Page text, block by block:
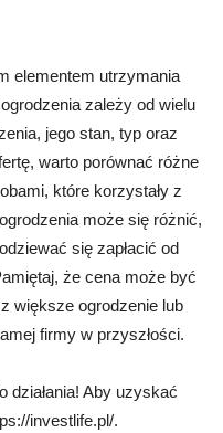
elementem utrzymania
zależy od wielu
jego stan, typ oraz
warto porównać różne
które korzystały z
może się różnić,
się zapłacić od
że cena może być
większe ogrodzenie lub
firmy w przyszłości.
działania! Aby uzyskać
investlife.pl/.